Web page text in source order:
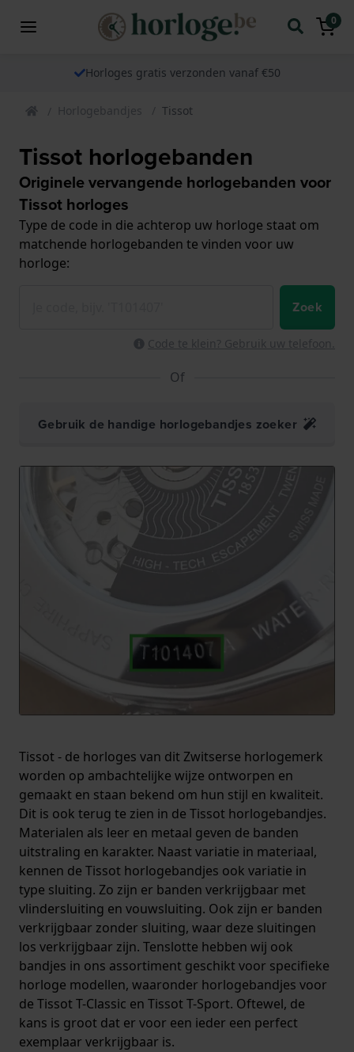
0
Horloges gratis verzonden vanaf €50
Horlogebandjes Tissot
Tissot horlogebanden
Originele vervangende horlogebanden voor
Tissot horloges
Type de code in die achterop uw horloge staat om
matchende horlogebanden te vinden voor uw
horloge:
Zoek
Code te klein? Gebruik uw telefoon.
Of
Gebruik de handige horlogebandjes zoeker
Tissot - de horloges van dit Zwitserse horlogemerk
worden op ambachtelijke wijze ontworpen en
gemaakt en staan bekend om hun stijl en kwaliteit.
Dit is ook terug te zien in de Tissot horlogebandjes.
Materialen als leer en metaal geven de banden
uitstraling en karakter. Naast variatie in materiaal,
kennen de Tissot horlogebandjes ook variatie in
type sluiting. Zo zijn er banden verkrijgbaar met
vlindersluiting en vouwsluiting. Ook zijn er banden
verkrijgbaar zonder sluiting, waar deze sluitingen
los verkrijgbaar zijn. Tenslotte hebben wij ook
bandjes in ons assortiment geschikt voor specifieke
horloge modellen, waaronder horlogebandjes voor
de Tissot T-Classic en Tissot T-Sport. Oftewel, de
kans is groot dat er voor een ieder een perfect
exemplaar verkrijgbaar is.